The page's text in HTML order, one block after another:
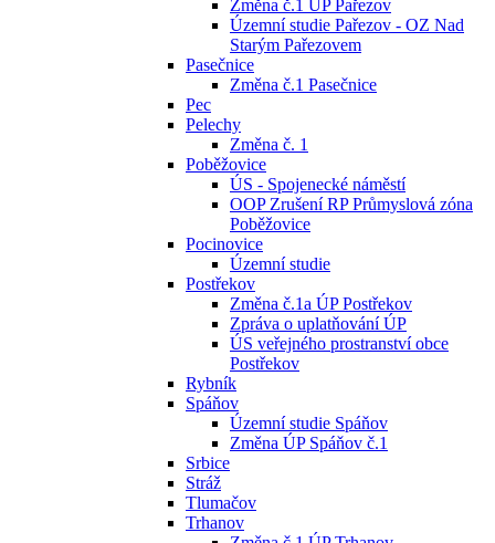
Změna č.1 ÚP Pařezov
Územní studie Pařezov - OZ Nad
Starým Pařezovem
Pasečnice
Změna č.1 Pasečnice
Pec
Pelechy
Změna č. 1
Poběžovice
ÚS - Spojenecké náměstí
OOP Zrušení RP Průmyslová zóna
Poběžovice
Pocinovice
Územní studie
Postřekov
Změna č.1a ÚP Postřekov
Zpráva o uplatňování ÚP
ÚS veřejného prostranství obce
Postřekov
Rybník
Spáňov
Územní studie Spáňov
Změna ÚP Spáňov č.1
Srbice
Stráž
Tlumačov
Trhanov